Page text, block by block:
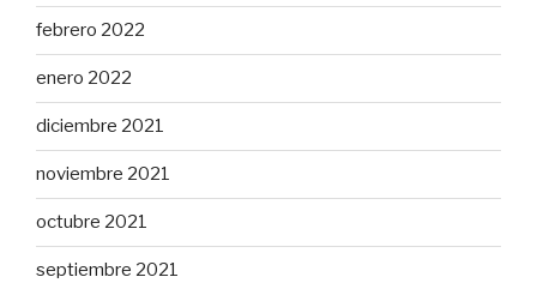
febrero 2022
enero 2022
diciembre 2021
noviembre 2021
octubre 2021
septiembre 2021